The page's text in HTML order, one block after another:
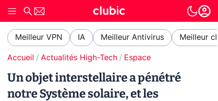
Meilleur VPN IA Meilleur Antivirus Meilleur
Accueil Actualités High-Tech Espace
Un objet interstellaire a pénétré
notre Système solaire, et les